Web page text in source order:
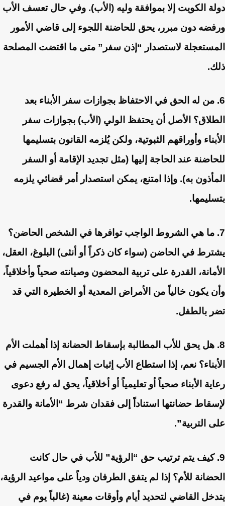
دولة الكويت إلا بموافقة وليه (الأب). وفي حال تعسف الأب
ورفضه دون مبرر، يحق للحاضنة اللجوء إلى قاضي الأمور
المستعجلة لاستصدار “إذن سفر” متى ما اقتضت المصلحة
ذلك.
6. من له الحق في الاحتفاظ بجوازات سفر الأبناء بعد
الطلاق؟ الأصل أن يحتفظ الولي (الأب) بجوازات سفر
الأبناء وأوراقهم الثبوتية، ولكن يُلزمه القانون بتسليمها
للحاضنة عند الحاجة إليها (مثل تجديد الإقامة أو السفر
المأذون به). وإذا امتنع، يمكن استصدار أمر قضائي يلزمه
بتسليمها.
7. ما هي الشروط الواجب توافرها في الشخص الحاضن؟
يشترط في الحاضن (سواء كان ذكراً أو أنثى) البلوغ، العقل،
الأمانة، القدرة على تربية المحضون وصيانته صحياً وأخلاقياً،
وأن يكون خالياً من الأمراض المعدية أو الخطيرة التي قد
تضر بالطفل.
8. هل يحق للأب المطالبة بإسقاط الحضانة إذا أهملت الأم
الأبناء؟ نعم، إذا استطاع الأب إثبات إهمال الأم الجسيم في
رعاية الأبناء صحياً أو تعليمياً أو أخلاقياً، يحق له رفع دعوى
لإسقاط حضانتها استناداً إلى فقدان شرط “الأمانة والقدرة
على التربية”.
9. كيف يتم ترتيب حق “الرؤية” للأب في حال كانت
الحضانة للأم؟ إذا لم يتفق الطرفان ودياً على مواعيد الرؤية،
يتدخل القاضي لتحديد أيام وأوقات معينة (غالباً يوم في